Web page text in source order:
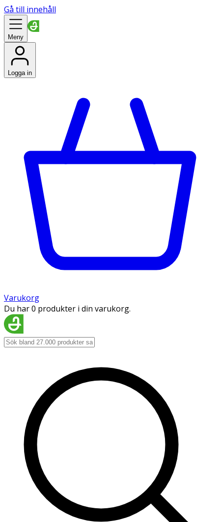
Gå till innehåll
Meny
Logga in
Varukorg
Du har 0 produkter i din varukorg.